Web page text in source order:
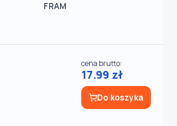
FRAM
cena brutto:
17.99 zł
Do koszyka